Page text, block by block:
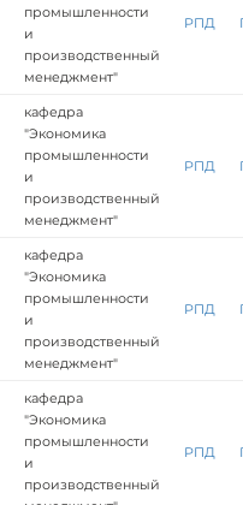
промышленности
и
производственный
менеджмент"
РПД
кафедра
"Экономика
промышленности
и
производственный
менеджмент"
РПД
кафедра
"Экономика
промышленности
и
производственный
менеджмент"
РПД
кафедра
"Экономика
промышленности
и
производственный
РПД